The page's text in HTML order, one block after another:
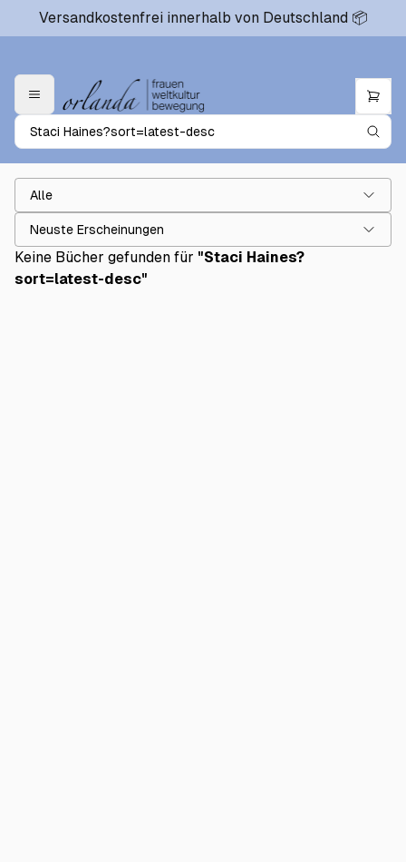
Versandkostenfrei innerhalb von Deutschland 📦
Alle
Keine Bücher gefunden für "Staci Haines?
sort=latest-desc"
Neuste Erscheinungen